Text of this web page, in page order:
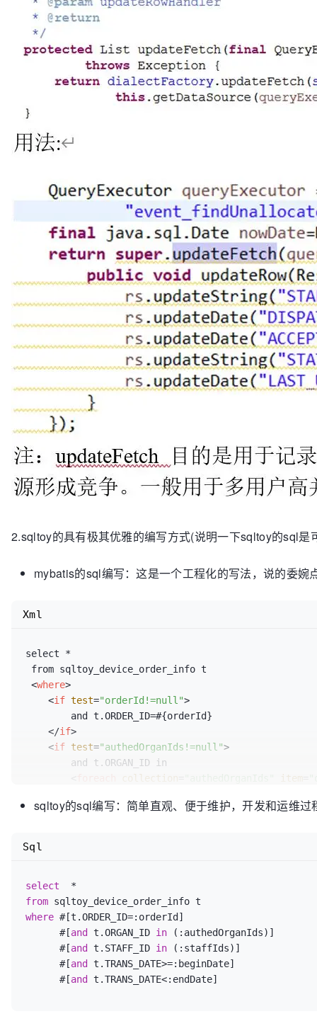
2.sqltoy的具有极其优雅的编写方式(说明一下sqltoy的sql
mybatis的sql编写：这是一个工程化的写法，说的委婉
select *
<where>
<if test="orderId!=null">
</if>
<if test="authedOrganIds!=null">
collection item
</foreach
	and t.STAFF_ID in
            #{staff_id}
</foreach>
</ if>
if test = "beginDate!=null">
	and t.TRANS_DATE>=#{beginDate}
if>
if test = "endDate!=null">
Xml
sqltoy的sql编写：简单直观、便于维护，开发和运维过
select
*
from
where #[t.ORDER_ID=:orderId]
      #[
and t.ORGAN_ID in (:authedOrganIds)]
      #[
and t.STAFF_ID in (:staffIds)]
      #[
and t.TRANS_DATE>=:beginDate]
      #[
and t.TRANS_DATE<:endDate]
Sql